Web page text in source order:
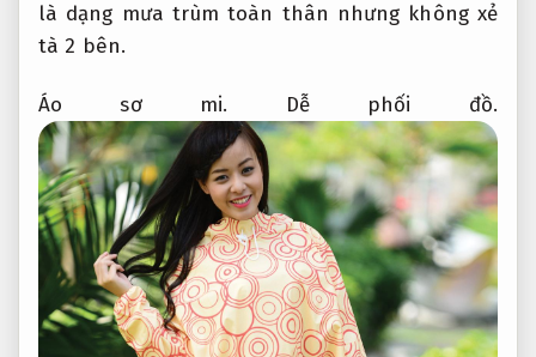
là dạng mưa trùm toàn thân nhưng không xẻ
tà 2 bên.
Áo sơ mi. Dễ phối đồ.